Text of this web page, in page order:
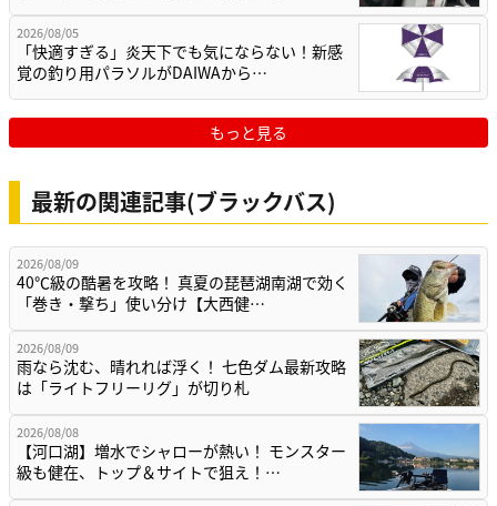
2026/08/05
「快適すぎる」炎天下でも気にならない！新感
覚の釣り用パラソルがDAIWAから…
もっと見る
最新の関連記事(ブラックバス)
2026/08/09
40℃級の酷暑を攻略！ 真夏の琵琶湖南湖で効く
「巻き・撃ち」使い分け【大西健…
2026/08/09
雨なら沈む、晴れれば浮く！ 七色ダム最新攻略
は「ライトフリーリグ」が切り札
2026/08/08
【河口湖】増水でシャローが熱い！ モンスター
級も健在、トップ＆サイトで狙え！…